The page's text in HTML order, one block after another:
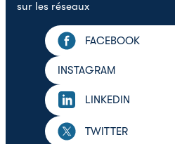
sur les réseaux
FACEBOOK
INSTAGRAM
LINKEDIN
TWITTER